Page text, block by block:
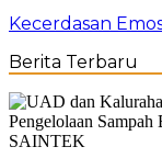
Kecerdasan
Berita Terbaru